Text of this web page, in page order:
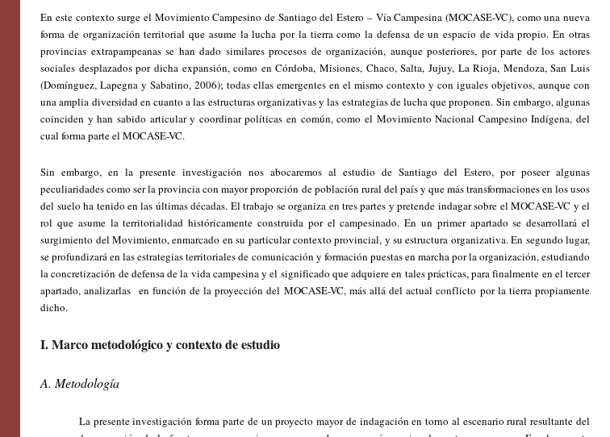
En este contexto surge el Movimiento Campesino de Santiago del Estero – Vía Campesina (MOCASE-VC), como una nueva
forma de organización territorial que asume la lucha por la tierra como la defensa de un espacio de vida propio. En otras
provincias extrapampeanas se han dado similares procesos de organización, aunque posteriores, por parte de los actores
sociales desplazados por dicha expansión, como en Córdoba, Misiones, Chaco, Salta, Jujuy, La Rioja, Mendoza, San Luis
(Domínguez, Lapegna y Sabatino, 2006); todas ellas emergentes en el mismo contexto y con iguales objetivos, aunque con
una amplia diversidad en cuanto a las estructuras organizativas y las estrategias de lucha que proponen. Sin embargo, algunas
coinciden y han sabido articular y coordinar políticas en común, como el Movimiento Nacional Campesino Indígena, del
cual forma parte el MOCASE-VC.
Sin embargo, en la presente investigación nos abocaremos al estudio de Santiago del Estero, por poseer algunas
peculiaridades como ser la provincia con mayor proporción de población rural del país y que más transformaciones en los usos
del suelo ha tenido en las últimas décadas. El trabajo se organiza en tres partes y pretende indagar sobre el MOCASE-VC y el
rol que asume la territorialidad históricamente construida por el campesinado. En un primer apartado se desarrollará el
surgimiento del Movimiento, enmarcado en su particular contexto provincial, y su estructura organizativa. En segundo lugar,
se profundizará en las estrategias territoriales de comunicación y formación puestas en marcha por la organización, estudiando
la concretización de defensa de la vida campesina y el significado que adquiere en tales prácticas, para finalmente en el tercer
apartado, analizarlas en función de la proyección del MOCASE-VC, más allá del actual conflicto por la tierra propiamente
dicho.
I. Marco metodológico y contexto de estudio
A. Metodología
La presente investigación forma parte de un proyecto mayor de indagación en torno al escenario rural resultante del